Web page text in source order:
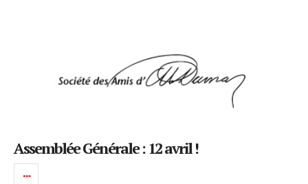
Assemblée Générale : 12 avril !